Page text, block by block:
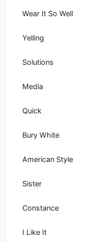
Wear It So Well
Yelling
Solutions
Media
Quick
Bury White
American Style
Sister
Constance
I Like It